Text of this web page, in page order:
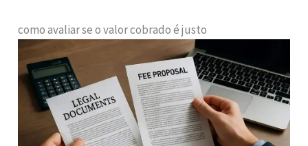
como avaliar se o valor cobrado é justo